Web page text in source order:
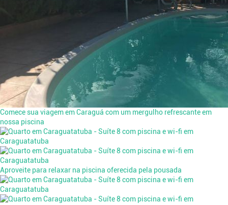
Comece sua viagem em Caraguá com um mergulho refrescante em
nossa piscina
Aproveite para relaxar na piscina oferecida pela pousada